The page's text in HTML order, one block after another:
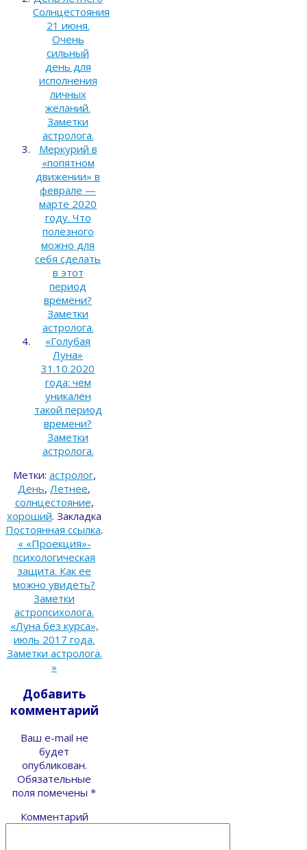
Солнцестояния
21 июня.
Очень
сильный
день для
исполнения
личных
желаний.
Заметки
астролога.
Меркурий в
«попятном
движении» в
феврале —
марте 2020
году. Что
полезного
можно для
себя сделать
в этот
период
времени?
Заметки
астролога.
«Голубая
Луна»
31.10.2020
года: чем
уникален
такой период
времени?
Заметки
астролога.
Метки: астролог,
День, Летнее,
солнцестояние,
хороший. Закладка
Постоянная ссылка.
««Проекция»-
психологическая
защита. Как ее
можно увидеть?
Заметки
астропсихолога.
«Луна без курса»,
июль 2017 года.
Заметки астролога.
»
Добавить
комментарий
Ваш e-mail не
будет
опубликован.
Обязательные
поля помечены *
Комментарий